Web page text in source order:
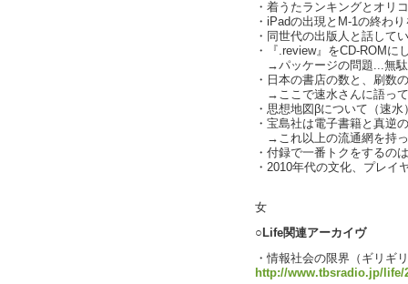
・着うたランキングとオリ
・iPadの出現とM-1の終わ
・同世代の出版人と話して
・『.review』をCD-ROMに
→パッケージの問題...無駄
・日本の書店の数と、刷数
→ここで速水さんに語っ
・思想地図βについて（速水
・宝島社は電子書籍と真逆
→これ以上の流通網を持
・付録で一番トクをするの
・2010年代の文化、プレイ
女
○Life関連アーカイヴ
・情報社会の限界（ギリギ
http://www.tbsradio.jp/life/